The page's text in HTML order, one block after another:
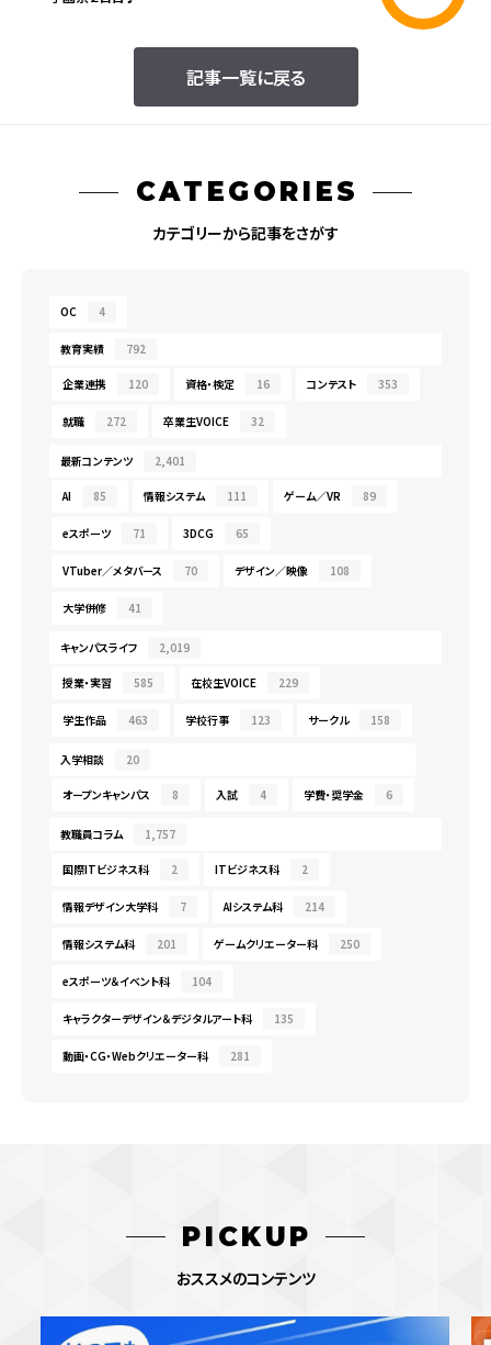
記事一覧に戻る
CATEGORIES
カテゴリーから記事をさがす
OC 4
教育実績 792
企業連携 120 資格・検定 16 コンテスト 353
就職 272 卒業生VOICE 32
最新コンテンツ 2,401
AI 85 情報システム 111 ゲーム／VR 89
eスポーツ 71 3DCG 65
VTuber／メタバース 70 デザイン／映像 108
大学併修 41
キャンパスライフ 2,019
授業・実習 585 在校生VOICE 229
学生作品 463 学校行事 123 サークル 158
入学相談 20
オープンキャンパス 8 入試 4 学費・奨学金 6
教職員コラム 1,757
国際ITビジネス科 2 ITビジネス科 2
情報デザイン大学科 7 AIシステム科 214
情報システム科 201 ゲームクリエーター科 250
eスポーツ＆イベント科 104
キャラクターデザイン＆デジタルアート科 135
動画・CG・Webクリエーター科 281
PICKUP
おススメのコンテンツ